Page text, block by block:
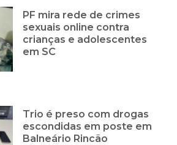
PF mira rede de crimes
sexuais online contra
crianças e adolescentes
em SC
Trio é preso com drogas
escondidas em poste em
Balneário Rincão